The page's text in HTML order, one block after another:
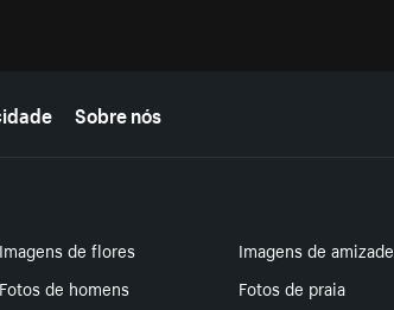
Sobre nós
Imagens de flores
Imagens de amizade
Fotos de homens
Fotos de praia